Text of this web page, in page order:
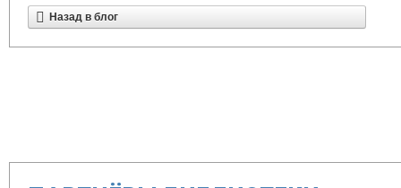
Назад в блог